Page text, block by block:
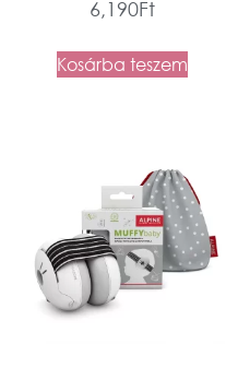
6,190Ft
Kosárba teszem